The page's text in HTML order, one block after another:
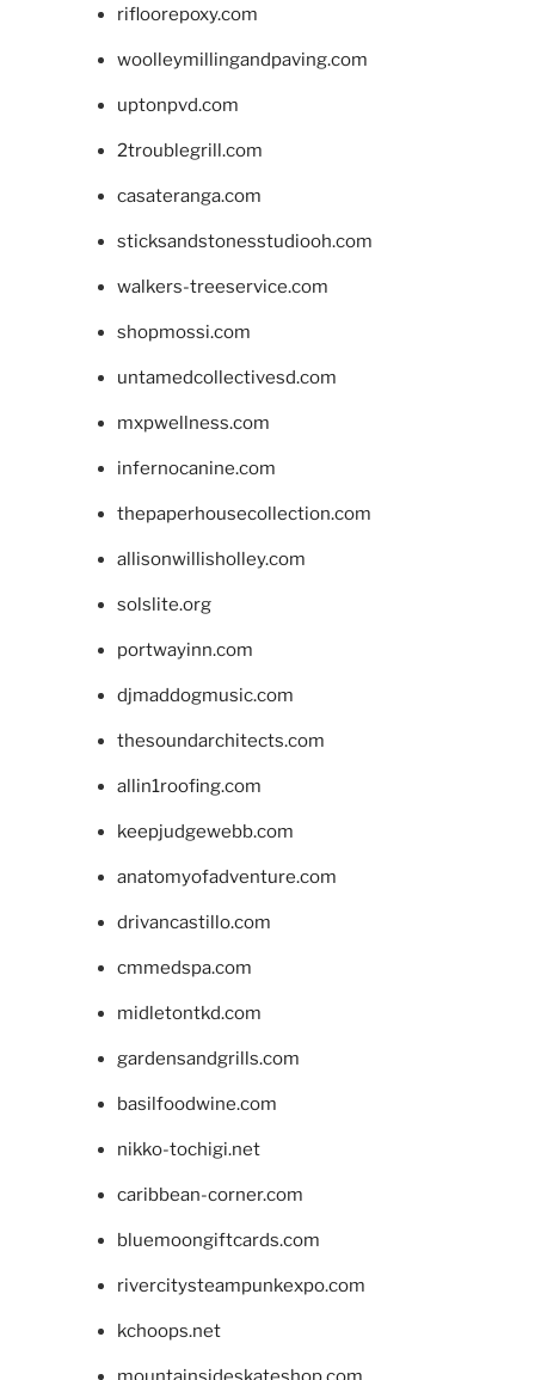
rifloorepoxy.com
woolleymillingandpaving.com
uptonpvd.com
2troublegrill.com
casateranga.com
sticksandstonesstudiooh.com
walkers-treeservice.com
shopmossi.com
untamedcollectivesd.com
mxpwellness.com
infernocanine.com
thepaperhousecollection.com
allisonwillisholley.com
solslite.org
portwayinn.com
djmaddogmusic.com
thesoundarchitects.com
allin1roofing.com
keepjudgewebb.com
anatomyofadventure.com
drivancastillo.com
cmmedspa.com
midletontkd.com
gardensandgrills.com
basilfoodwine.com
nikko-tochigi.net
caribbean-corner.com
bluemoongiftcards.com
rivercitysteampunkexpo.com
kchoops.net